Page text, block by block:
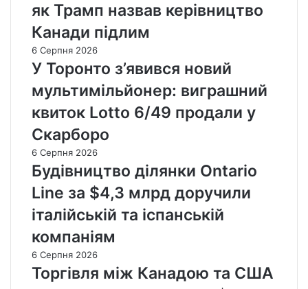
як Трамп назвав керівництво
Канади підлим
6 Серпня 2026
У Торонто з’явився новий
мультимільйонер: виграшний
квиток Lotto 6/49 продали у
Скарборо
6 Серпня 2026
Будівництво ділянки Ontario
Line за $4,3 млрд доручили
італійській та іспанській
компаніям
6 Серпня 2026
Торгівля між Канадою та США